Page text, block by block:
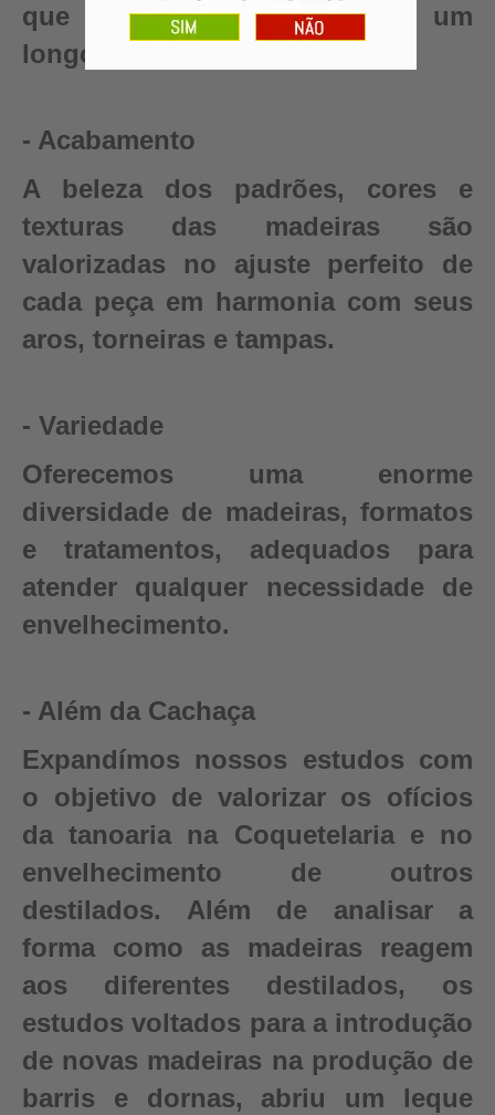
que renovam seu barril para um
longo período de uso.
- Acabamento
A beleza dos padrões, cores e
texturas das madeiras são
valorizadas no ajuste perfeito de
cada peça em harmonia com seus
aros, torneiras e tampas.
- Variedade
Oferecemos uma enorme
diversidade de madeiras, formatos
e tratamentos, adequados para
atender qualquer necessidade de
envelhecimento.
- Além da Cachaça
Expandímos nossos estudos com
o objetivo de valorizar os ofícios
da tanoaria na Coquetelaria e no
envelhecimento de outros
destilados. Além de analisar a
forma como as madeiras reagem
aos diferentes destilados, os
estudos voltados para a introdução
de novas madeiras na produção de
barris e dornas, abriu um leque